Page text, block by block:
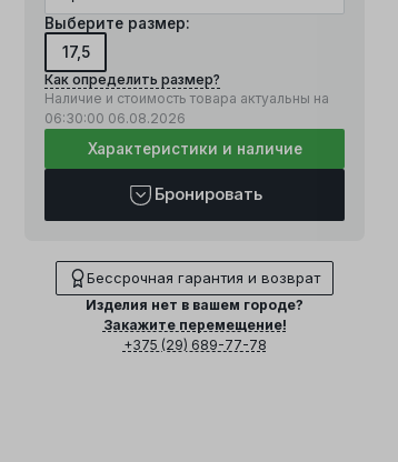
Выберите размер:
17,5
Как определить размер?
Наличие и стоимость товара актуальны на
06:30:00 06.08.2026
Характеристики и наличие
Бронировать
Бессрочная гарантия и возврат
Изделия нет в вашем городе?
Закажите перемещение!
+375 (29) 689-77-78